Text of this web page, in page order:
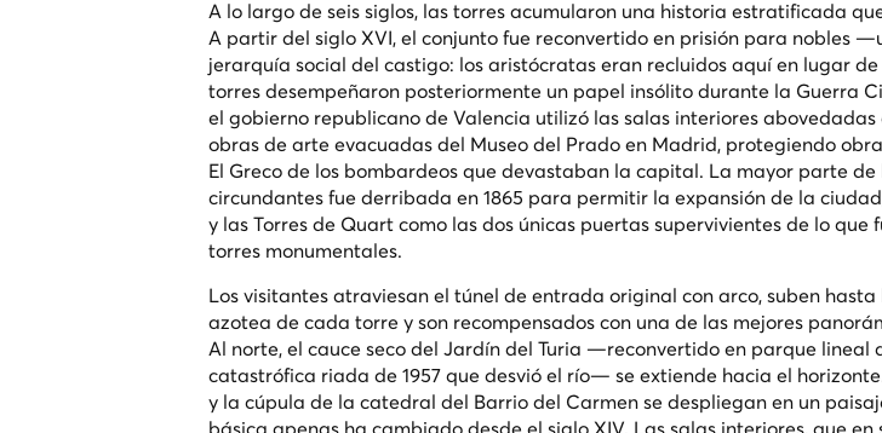
A lo largo de seis siglos, las torres acumularon una historia estratificada
A partir del siglo XVI, el conjunto fue reconvertido en prisión para nobles
jerarquía social del castigo: los aristócratas eran recluidos aquí en lugar
torres desempeñaron posteriormente un papel insólito durante la Guerra
el gobierno republicano de Valencia utilizó las salas interiores
obras de arte evacuadas del Museo del Prado en Madrid, protegiendo
El Greco de los bombardeos que devastaban la capital. La mayor parte
circundantes fue derribada en 1865 para permitir la expansión de la
y las Torres de Quart como las dos únicas puertas supervivientes de lo que
torres monumentales.
Los visitantes atraviesan el túnel de entrada original con arco, suben
azotea de cada torre y son recompensados con una de las mejores
Al norte, el cauce seco del Jardín del Turia —reconvertido en parque lineal
catastrófica riada de 1957 que desvió el río— se extiende hacia el
y la cúpula de la catedral del Barrio del Carmen se despliegan en un
básica apenas ha cambiado desde el siglo XIV. Las salas interiores, que